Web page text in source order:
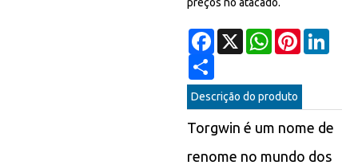
Facebook
X WhatsAppPinterest
Descrição do produto
Torgwin é um nome de
renome no mundo dos